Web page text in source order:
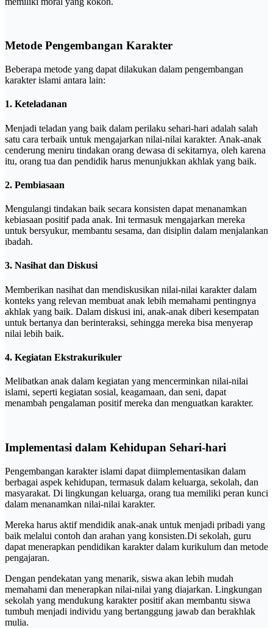
Metode Pengembangan Karakter
Beberapa metode yang dapat dilakukan dalam pengembangan
karakter islami antara lain:
1. Keteladanan
Menjadi teladan yang baik dalam perilaku sehari-hari adalah salah
satu cara terbaik untuk mengajarkan nilai-nilai karakter. Anak-anak
cenderung meniru tindakan orang dewasa di sekitarnya, oleh karena
itu, orang tua dan pendidik harus menunjukkan akhlak yang baik.
2. Pembiasaan
Mengulangi tindakan baik secara konsisten dapat menanamkan
kebiasaan positif pada anak. Ini termasuk mengajarkan mereka
untuk bersyukur, membantu sesama, dan disiplin dalam menjalankan
ibadah.
3. Nasihat dan Diskusi
Memberikan nasihat dan mendiskusikan nilai-nilai karakter dalam
konteks yang relevan membuat anak lebih memahami pentingnya
akhlak yang baik. Dalam diskusi ini, anak-anak diberi kesempatan
untuk bertanya dan berinteraksi, sehingga mereka bisa menyerap
nilai lebih baik.
4. Kegiatan Ekstrakurikuler
Melibatkan anak dalam kegiatan yang mencerminkan nilai-nilai
islami, seperti kegiatan sosial, keagamaan, dan seni, dapat
menambah pengalaman positif mereka dan menguatkan karakter.
Implementasi dalam Kehidupan Sehari-hari
Pengembangan karakter islami dapat diimplementasikan dalam
berbagai aspek kehidupan, termasuk dalam keluarga, sekolah, dan
masyarakat. Di lingkungan keluarga, orang tua memiliki peran kunci
dalam menanamkan nilai-nilai karakter.
Mereka harus aktif mendidik anak-anak untuk menjadi pribadi yang
baik melalui contoh dan arahan yang konsisten.Di sekolah, guru
dapat menerapkan pendidikan karakter dalam kurikulum dan metode
pengajaran.
Dengan pendekatan yang menarik, siswa akan lebih mudah
memahami dan menerapkan nilai-nilai yang diajarkan. Lingkungan
sekolah yang mendukung karakter positif akan membantu siswa
tumbuh menjadi individu yang bertanggung jawab dan berakhlak
mulia.